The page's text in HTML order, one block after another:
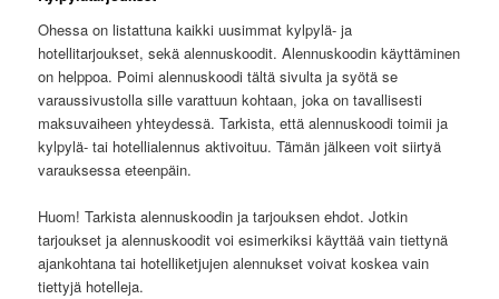
Ohessa on listattuna kaikki uusimmat kylpylä- ja
hotellitarjoukset, sekä alennuskoodit. Alennuskoodin käyttäminen
on helppoa. Poimi alennuskoodi tältä sivulta ja syötä se
varaussivustolla sille varattuun kohtaan, joka on tavallisesti
maksuvaiheen yhteydessä. Tarkista, että alennuskoodi toimii ja
kylpylä- tai hotellialennus aktivoituu. Tämän jälkeen voit siirtyä
varauksessa eteenpäin.
Huom! Tarkista alennuskoodin ja tarjouksen ehdot. Jotkin
tarjoukset ja alennuskoodit voi esimerkiksi käyttää vain tiettynä
ajankohtana tai hotelliketjujen alennukset voivat koskea vain
tiettyjä hotelleja.